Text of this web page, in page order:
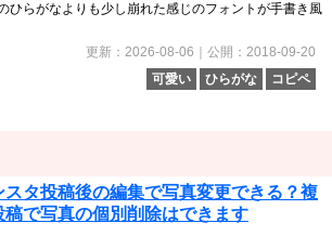
ひらがなよりも少し崩れた感じのフォントが手書き風
更新：2026-08-06｜公開：2018-09-20
可愛い
ひらがな コピペ
スタ投稿後の編集で写真変更できる？複
稿で写真の個別削除はできます